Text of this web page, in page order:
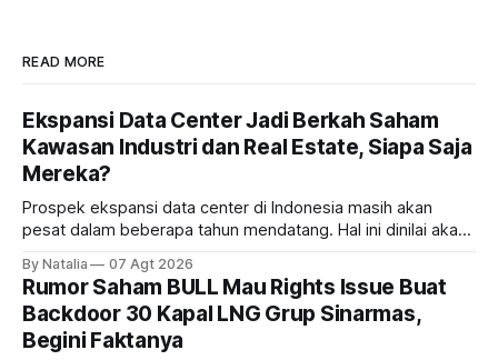
READ MORE
Ekspansi Data Center Jadi Berkah Saham
Kawasan Industri dan Real Estate, Siapa Saja
Mereka?
Prospek ekspansi data center di Indonesia masih akan
pesat dalam beberapa tahun mendatang. Hal ini dinilai akan
estate, ada siapa saja mereka?
By Natalia 07 Agt 2026
Rumor Saham BULL Mau Rights Issue Buat
Backdoor 30 Kapal LNG Grup Sinarmas,
Begini Faktanya